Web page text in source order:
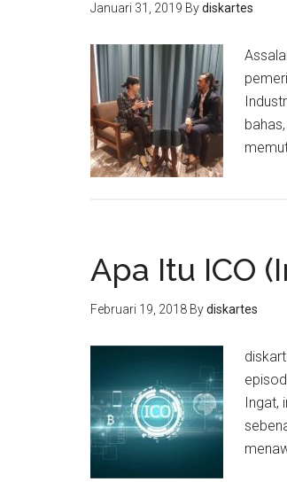
Januari 31, 2019 Bydiskartes
Apa Itu ICO
Februari 19, 2018 Bydiskartes
Ingat,